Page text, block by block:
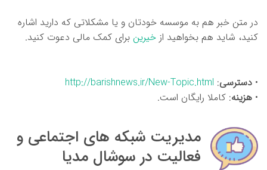
در متن خبر هم به موسسه خودتان و یا مشکلاتی که دارید اشاره
کنید، شاید هم بخواهید از خیرین برای کمک مالی دعوت کنید.
• دسترسی:
http://barishnews.ir/New-Topic.html
• هزینه: کاملا رایگان است.
مدیریت شبکه های اجتماعی و
فعالیت در سوشال مدیا